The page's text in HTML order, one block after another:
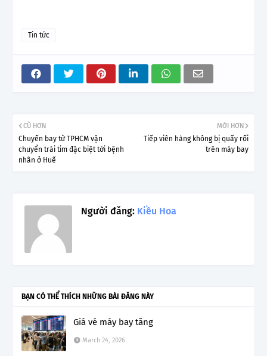
Tin tức
MỚI HƠN
Tiếp viên hàng không bị quấy rối
trên máy bay
CŨ HƠN
Chuyến bay từ TPHCM vận
chuyển trái tim đặc biệt tới bệnh
nhân ở Huế
Người đăng: Kiều Hoa
BẠN CÓ THỂ THÍCH NHỮNG BÀI ĐĂNG NÀY
Giá vé máy bay tăng
March 24, 2026